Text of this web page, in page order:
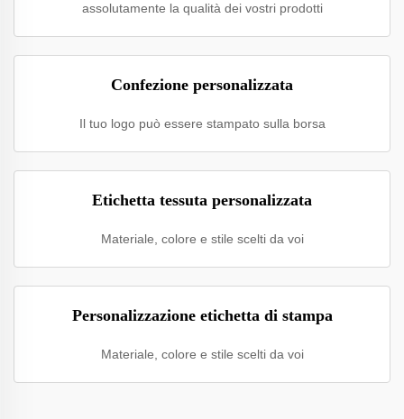
assolutamente la qualità dei vostri prodotti
Confezione personalizzata
Il tuo logo può essere stampato sulla borsa
Etichetta tessuta personalizzata
Materiale, colore e stile scelti da voi
Personalizzazione etichetta di stampa
Materiale, colore e stile scelti da voi